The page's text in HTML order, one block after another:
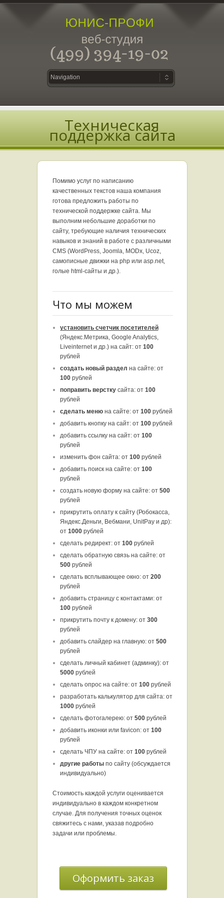
Техническая
поддержка сайта
Помимо услуг по написанию
качественных текстов наша компания
готова предложить работы по
технической поддержке сайта. Мы
выполним небольшие доработки по
сайту, требующие наличия технических
навыков и знаний в работе с различными
CMS (WordPress, Joomla, MODx, Ucoz,
самописные движки на php или asp.net,
голые html-сайты и др.).
Что мы можем
установить счетчик посетителей
(Яндекс.Метрика, Google Analytics,
Liveinternet и др.) на сайт: от 100
рублей
создать новый раздел на сайте: от
100рублей
поправить верстку сайта: от 100
рублей
сделать меню на сайте: от 100рублей
добавить кнопку на сайт: от 100рублей
добавить ссылку на сайт: от 100
рублей
изменить фон сайта: от 100рублей
добавить поиск на сайте: от 100
рублей
создать новую форму на сайте: от500
рублей
прикрутить оплату к сайту (Робокасса,
Яндекс.Деньги, Вебмани, UnitPay и др):
от 1000рублей
сделать редирект: от 100рублей
сделать обратную связь на сайте: от
500рублей
сделать всплывающее окно: от 200
рублей
добавить страницу с контактами: от
100рублей
прикрутить почту к домену: от 300
рублей
добавить слайдер на главную: от 500
рублей
сделать личный кабинет (админку): от
5000рублей
сделать опрос на сайте: от 100рублей
разработать калькулятор для сайта: от
1000рублей
сделать фотогалерею: от 500рублей
добавить иконки или favicon: от 100
рублей
сделать ЧПУ на сайте: от 100рублей
другие работыпо сайту (обсуждается
индивидуально)
Стоимость каждой услуги оценивается
индивидуально в каждом конкретном
случае. Для получения точных оценок
свяжитесь с нами, указав подробно
задачи или проблемы.
Оформить заказ